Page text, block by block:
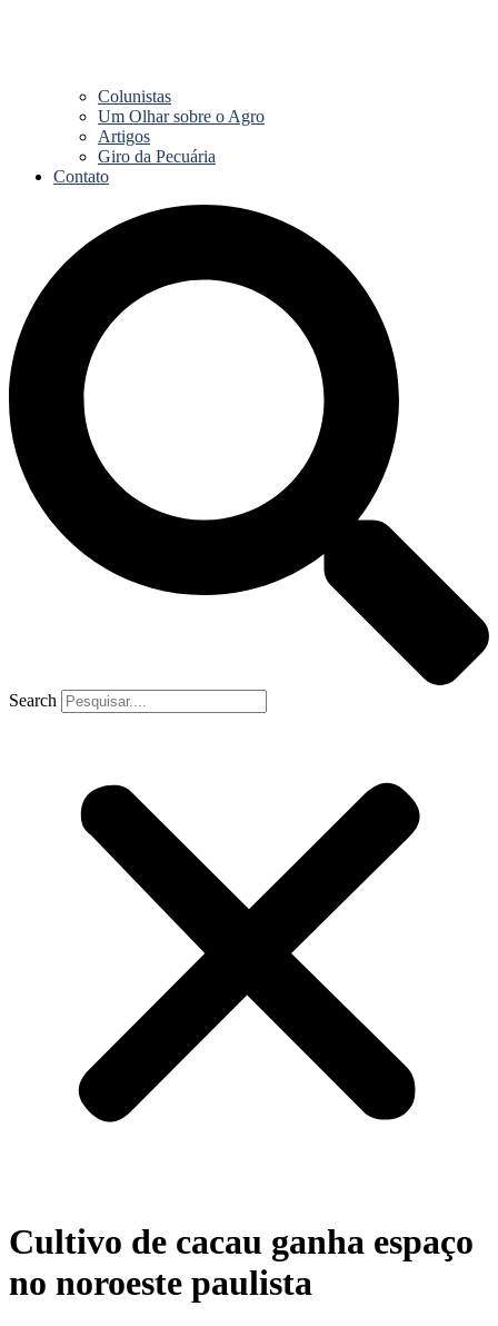
Colunistas
Um Olhar sobre o Agro
Artigos
Giro da Pecuária
Contato
Search
Cultivo de cacau ganha espaço
no noroeste paulista